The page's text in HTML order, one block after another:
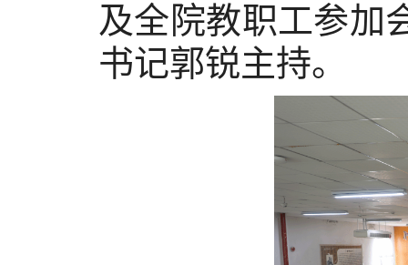
及全院教职工参加
书记郭锐主持。